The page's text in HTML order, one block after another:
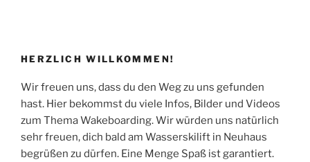
HERZLICH WILLKOMMEN!
Wir freuen uns, dass du den Weg zu uns gefunden
hast. Hier bekommst du viele Infos, Bilder und Videos
zum Thema Wakeboarding. Wir würden uns natürlich
sehr freuen, dich bald am Wasserskilift in Neuhaus
begrüßen zu dürfen. Eine Menge Spaß ist garantiert.